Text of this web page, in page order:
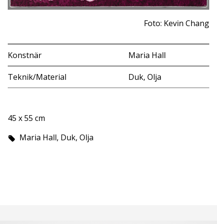
Foto: Kevin Chang
Konstnär Maria Hall
Teknik/Material Duk, Olja
45 x 55 cm
Maria Hall, Duk, Olja